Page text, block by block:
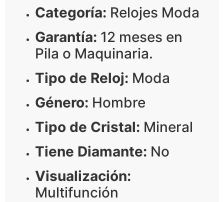
Categoría: Relojes Moda
Garantía: 12 meses en
Pila o Maquinaria.
Tipo de Reloj: Moda
Género: Hombre
Tipo de Cristal: Mineral
Tiene Diamante: No
Visualización:
Multifunción